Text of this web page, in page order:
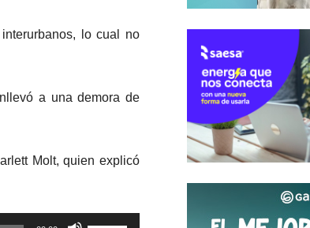
lo cual no
a una demora de
Molt, quien explicó